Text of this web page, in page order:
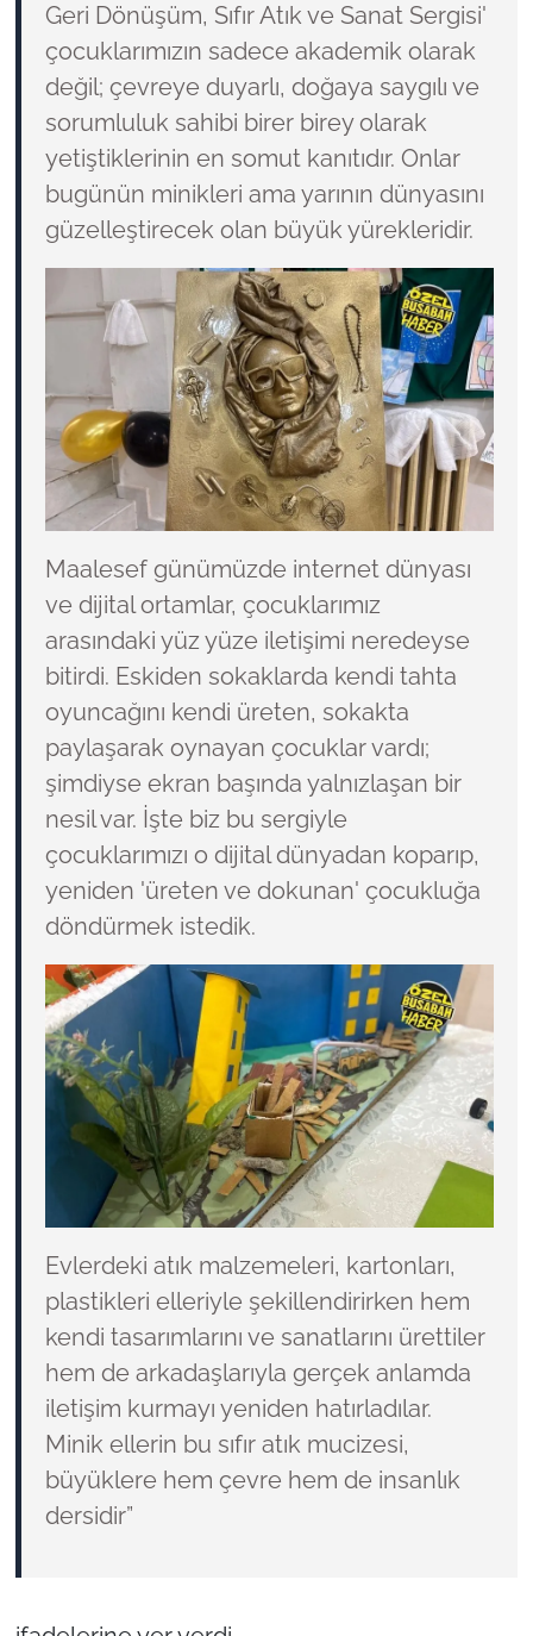
Geri Dönüşüm, Sıfır Atık ve Sanat Sergisi'
çocuklarımızın sadece akademik olarak
değil; çevreye duyarlı, doğaya saygılı ve
sorumluluk sahibi birer birey olarak
yetiştiklerinin en somut kanıtıdır. Onlar
bugünün minikleri ama yarının dünyasını
güzelleştirecek olan büyük yürekleridir.
Maalesef günümüzde internet dünyası
ve dijital ortamlar, çocuklarımız
arasındaki yüz yüze iletişimi neredeyse
bitirdi. Eskiden sokaklarda kendi tahta
oyuncağını kendi üreten, sokakta
paylaşarak oynayan çocuklar vardı;
şimdiyse ekran başında yalnızlaşan bir
nesil var. İşte biz bu sergiyle
çocuklarımızı o dijital dünyadan koparıp,
yeniden 'üreten ve dokunan' çocukluğa
döndürmek istedik.
Evlerdeki atık malzemeleri, kartonları,
plastikleri elleriyle şekillendirirken hem
kendi tasarımlarını ve sanatlarını ürettiler
hem de arkadaşlarıyla gerçek anlamda
iletişim kurmayı yeniden hatırladılar.
Minik ellerin bu sıfır atık mucizesi,
büyüklere hem çevre hem de insanlık
dersidir”